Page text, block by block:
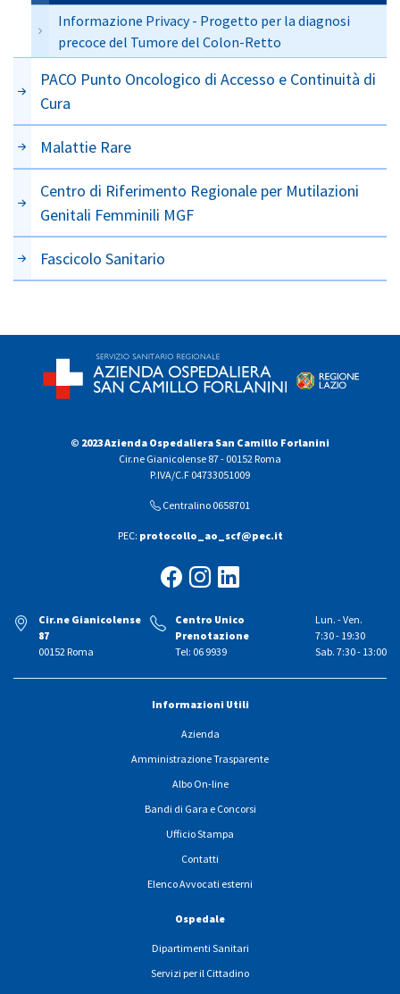
Informazione Privacy - Progetto per la diagnosi
precoce del Tumore del Colon-Retto
PACO Punto Oncologico di Accesso e Continuità di
Cura
Malattie Rare
Centro di Riferimento Regionale per Mutilazioni
Genitali Femminili MGF
Fascicolo Sanitario
© 2023 Azienda Ospedaliera San Camillo Forlanini
Cir.ne Gianicolense 87 - 00152 Roma
P.IVA/C.F 04733051009
Centralino 0658701
PEC: protocollo_ao_scf@pec.it
Cir.ne Gianicolense
87
00152 Roma
Centro Unico
Prenotazione
Tel: 06 9939
Lun. - Ven.
7:30 - 19:30
Sab. 7:30 - 13:00
Informazioni Utili
Azienda
Amministrazione Trasparente
Albo On-line
Bandi di Gara e Concorsi
Ufficio Stampa
Contatti
Elenco Avvocati esterni
Ospedale
Dipartimenti Sanitari
Servizi per il Cittadino